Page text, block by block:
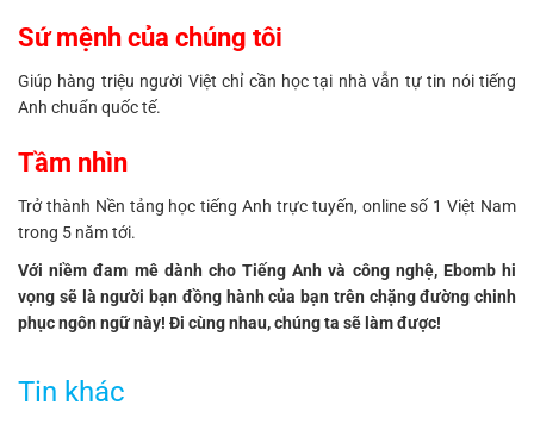
Sứ mệnh của chúng tôi
Giúp hàng triệu người Việt chỉ cần học tại nhà vẫn tự tin nói tiếng
Anh chuẩn quốc tế.
Tầm nhìn
Trở thành Nền tảng học tiếng Anh trực tuyến, online số 1 Việt Nam
trong 5 năm tới.
Với niềm đam mê dành cho Tiếng Anh và công nghệ, Ebomb hi
vọng sẽ là người bạn đồng hành của bạn trên chặng đường chinh
phục ngôn ngữ này! Đi cùng nhau, chúng ta sẽ làm được!
Tin khác